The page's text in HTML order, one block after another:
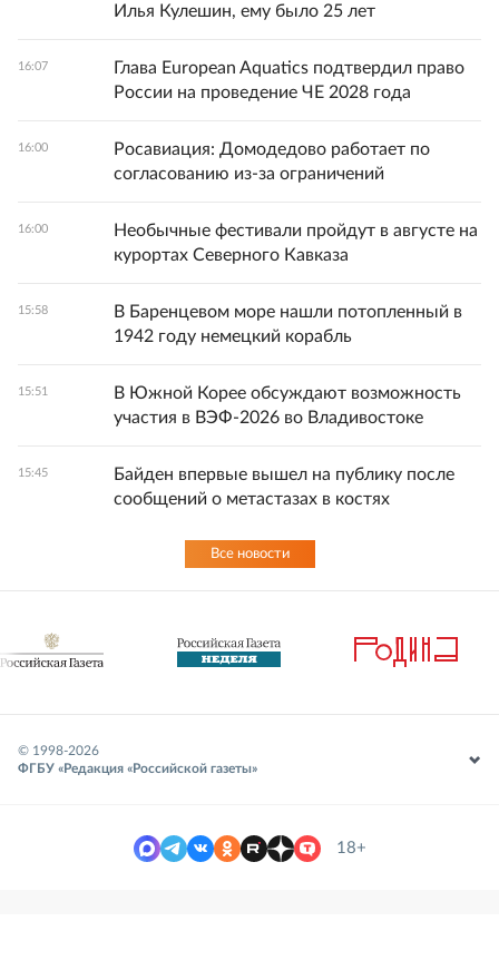
Илья Кулешин, ему было 25 лет
16:07
Глава European Aquatics подтвердил право
России на проведение ЧЕ 2028 года
16:00
Росавиация: Домодедово работает по
согласованию из-за ограничений
16:00
Необычные фестивали пройдут в августе на
курортах Северного Кавказа
15:58
В Баренцевом море нашли потопленный в
1942 году немецкий корабль
15:51
В Южной Корее обсуждают возможность
участия в ВЭФ-2026 во Владивостоке
15:45
Байден впервые вышел на публику после
сообщений о метастазах в костях
Все новости
© 1998-2026
ФГБУ «Редакция «Российской газеты»
18+